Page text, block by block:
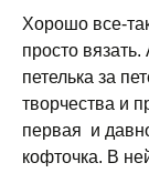
Хорошо все-
просто
петелька за
творчества и
первая и
кофточка. В